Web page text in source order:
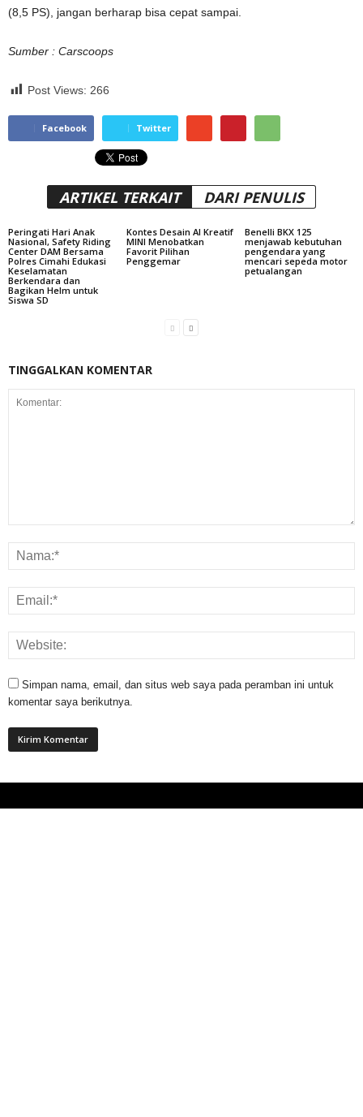
(8,5 PS), jangan berharap bisa cepat sampai.
Sumber : Carscoops
Post Views: 266
Facebook Twitter
ARTIKEL TERKAIT DARI PENULIS
Peringati Hari Anak
Nasional, Safety Riding
Center DAM Bersama
Polres Cimahi Edukasi
Keselamatan
Berkendara dan
Bagikan Helm untuk
Siswa SD
Kontes Desain AI Kreatif
MINI Menobatkan
Favorit Pilihan
Penggemar
Benelli BKX 125
menjawab kebutuhan
pengendara yang
mencari sepeda motor
petualangan
TINGGALKAN KOMENTAR
Simpan nama, email, dan situs web saya pada peramban ini untuk
komentar saya berikutnya.